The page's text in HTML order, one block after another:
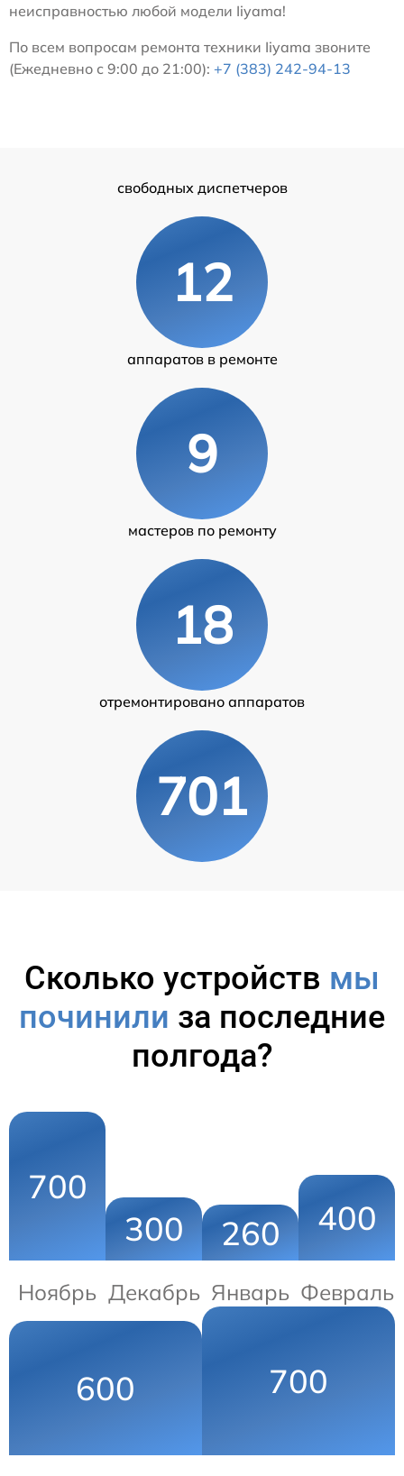
неисправностью любой модели Iiyama!
По всем вопросам ремонта техники Iiyama звоните
(Ежедневно с 9:00 до 21:00): +7 (383) 242-94-13
свободных диспетчеров
12
аппаратов в ремонте
9
мастеров по ремонту
18
отремонтировано аппаратов
701
Сколько устройств мы
починили за последние
полгода?
700
Ноябрь
300
Декабрь
260
Январь
400
Февраль
600 700